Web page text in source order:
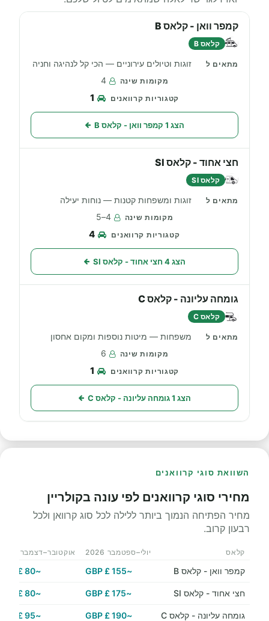
קמפר וואן - קלאס B
קלאס B
זוגות וטיולים עירוניים — הכי קל לנהיגה וחניה
4
1
הצג 1 קמפר וואן - קלאס B
חצי אחוד - קלאס SI
קלאס SI
זוגות ומשפחות קטנות — נוחות יעילה
4–5
4
הצג 4 חצי אחוד - קלאס SI
גומחה עליונה - קלאס C
קלאס C
משפחות — מיטות נוספות ומקום אחסון
6
1
הצג 1 גומחה עליונה - קלאס C
השוואת סוגי קרוואנים
מחירי סוגי קרוואנים לפי עונה בקולריין
מחיר הפתיחה הנמוך ביותר ללילה לכל סוג קרוואן ולכל
רבעון קרוב.
קלאס יולי–ספטמבר 2026 אוקטובר–דצמבר 2026
קמפר וואן - קלאס B ~155 £ GBP
~80 £ GBP
חצי אחוד - קלאס SI ~175 £ GBP
~80 £ GBP
גומחה עליונה - קלאס C ~190 £ GBP
~95 £ GBP